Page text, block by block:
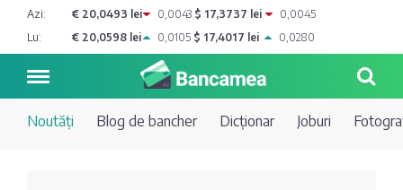
Azi: € 20,0493 lei 0,0043 $ 17,3737 lei
0,0045
Lu:
€ 20,0598 lei 0,0105 $ 17,4017 lei 0,0280
Noutăți Blog de bancher Dicționar Joburi